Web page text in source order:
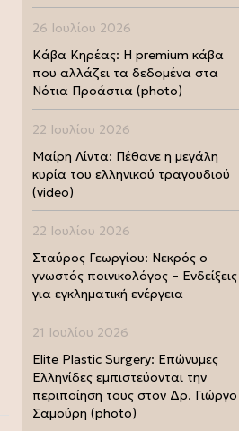
26 Ιουλίου 2026
Κάβα Κηρέας: Η premium κάβα
που αλλάζει τα δεδομένα στα
Νότια Προάστια (photo)
22 Ιουλίου 2026
Μαίρη Λίντα: Πέθανε η μεγάλη
κυρία του ελληνικού τραγουδιού
(video)
22 Ιουλίου 2026
Σταύρος Γεωργίου: Νεκρός ο
γνωστός ποινικολόγος – Ενδείξεις
για εγκληματική ενέργεια
21 Ιουλίου 2026
Elite Plastic Surgery: Επώνυμες
Ελληνίδες εμπιστεύονται την
περιποίηση τους στον Δρ. Γιώργο
Σαμούρη (photo)